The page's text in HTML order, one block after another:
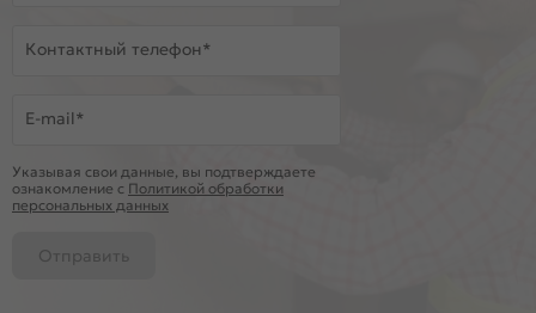
Контактный телефон*
E-mail*
Указывая свои данные, вы подтверждаете
ознакомление c Политикой обработки
персональных данных
Отправить